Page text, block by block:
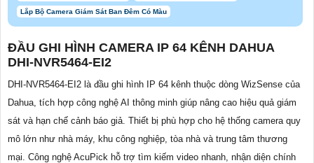
Lắp Bộ Camera Giám Sát Ban Đêm Có Màu
ĐẦU GHI HÌNH CAMERA IP 64 KÊNH DAHUA
DHI-NVR5464-EI2
DHI-NVR5464-EI2 là đầu ghi hình IP 64 kênh thuộc dòng WizSense của
Dahua, tích hợp công nghệ AI thông minh giúp nâng cao hiệu quả giám
sát và hạn chế cảnh báo giả. Thiết bị phù hợp cho hệ thống camera quy
mô lớn như nhà máy, khu công nghiệp, tòa nhà và trung tâm thương
mại. Công nghệ AcuPick hỗ trợ tìm kiếm video nhanh, nhận diện chính